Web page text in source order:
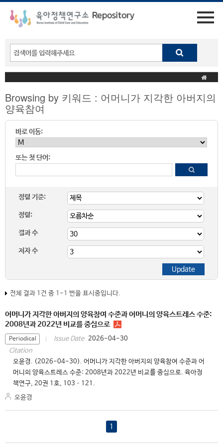
Browsing by 키워드 : 어머니가 지각한 아버지의
양육참여
바로 이동:
또는 첫 단어:
정렬 기준:
정렬:
결과 수
저자 수
전체 결과 1건 중 1-1 번을 표시중입니다.
어머니가 지각한 아버지의 양육참여 수준과 어머니의 양육스트레스 수준:
2008년과 2022년 비교를 중심으로
Periodical Issue Date 2026-04-30
Citation
오윤경. (2026-04-30). 어머니가 지각한 아버지의 양육참여 수준과 어
머니의 양육스트레스 수준: 2008년과 2022년 비교를 중심으로. 육아정
책연구, 20권 1호, 103–121.
오윤경
1